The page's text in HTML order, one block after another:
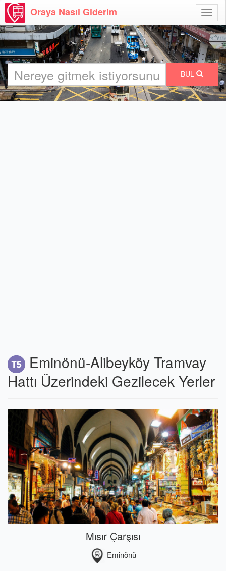
Aç
Oraya Nasıl Giderim
BUL
Eminönü-Alibeyköy Tramvay
Hattı Üzerindeki Gezilecek Yerler
Mısır Çarşısı
Eminönü